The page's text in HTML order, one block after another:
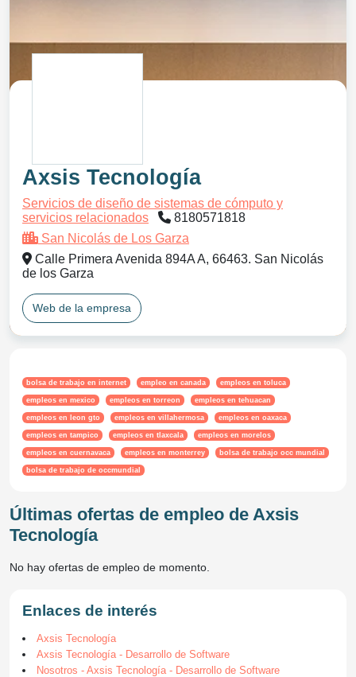
Axsis Tecnología
Servicios de diseño de sistemas de cómputo y
servicios relacionados
8180571818
San Nicolás de Los Garza
Calle Primera Avenida 894A A, 66463. San Nicolás
de los Garza
Web de la empresa
bolsa de trabajo en internet empleo en canada empleos en toluca
empleos en mexico empleos en torreon empleos en tehuacan
empleos en leon gto empleos en villahermosa empleos en oaxaca
empleos en tampico empleos en tlaxcala empleos en morelos
empleos en cuernavaca empleos en monterrey bolsa de trabajo occ mundial
bolsa de trabajo de occmundial
Últimas ofertas de empleo de Axsis
Tecnología
No hay ofertas de empleo de momento.
Enlaces de interés
Axsis Tecnología
Axsis Tecnología - Desarrollo de Software
Nosotros - Axsis Tecnología - Desarrollo de Software